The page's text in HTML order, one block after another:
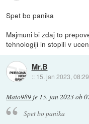
Spet bo panika
Majmuni bi zdaj to
tehnologiji in stopili v
Mr.B
:: 15. jan 2023, 08:29
Mato989 je 15. jan 2023 ob
Spet bo panika